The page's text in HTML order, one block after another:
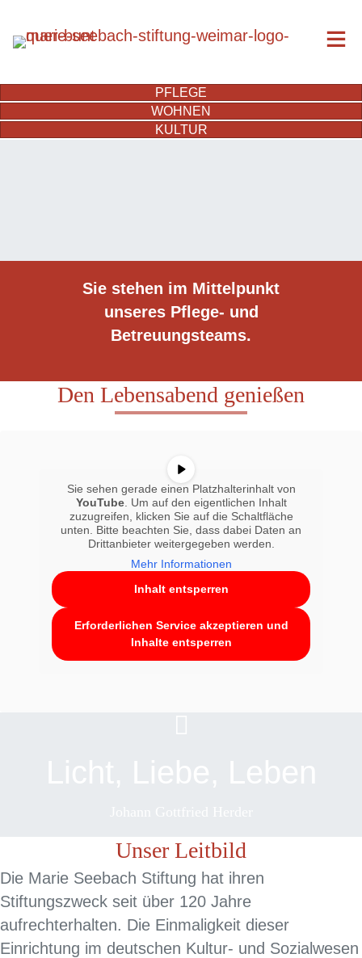
PFLEGE
WOHNEN
KULTUR
Sie stehen im Mittelpunkt
unseres Pflege- und
Betreuungs­teams.
Den Lebensabend genießen
Sie sehen gerade einen Platzhalterinhalt von
YouTube. Um auf den eigentlichen Inhalt
zuzugreifen, klicken Sie auf die Schaltfläche
unten. Bitte beachten Sie, dass dabei Daten an
Drittanbieter weitergegeben werden.
Mehr Informationen
Inhalt entsperren
Erforderlichen Service akzeptieren und
Inhalte entsperren
Unser Leitbild
Die Marie Seebach Stiftung hat ihren
Stiftungszweck seit über 120 Jahre
aufrechterhalten. Die Einmaligkeit dieser
Einrichtung im deutschen Kultur- und Sozialwesen